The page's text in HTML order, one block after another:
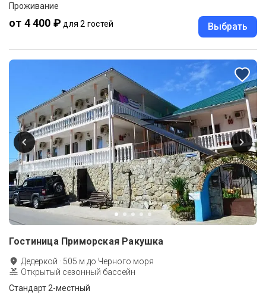
Проживание
от 4 400 ₽ для 2 гостей Выбрать
Гостиница Приморская Ракушка
Дедеркой · 505 м до Черного моря
Открытый сезонный бассейн
Стандарт 2-местный